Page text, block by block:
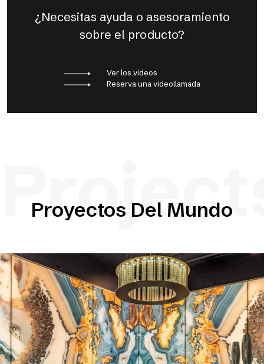
¿Necesitas ayuda o asesoramiento
sobre el producto?
Ver los videos
Reserva una videollamada
Proyectos Del Mundo